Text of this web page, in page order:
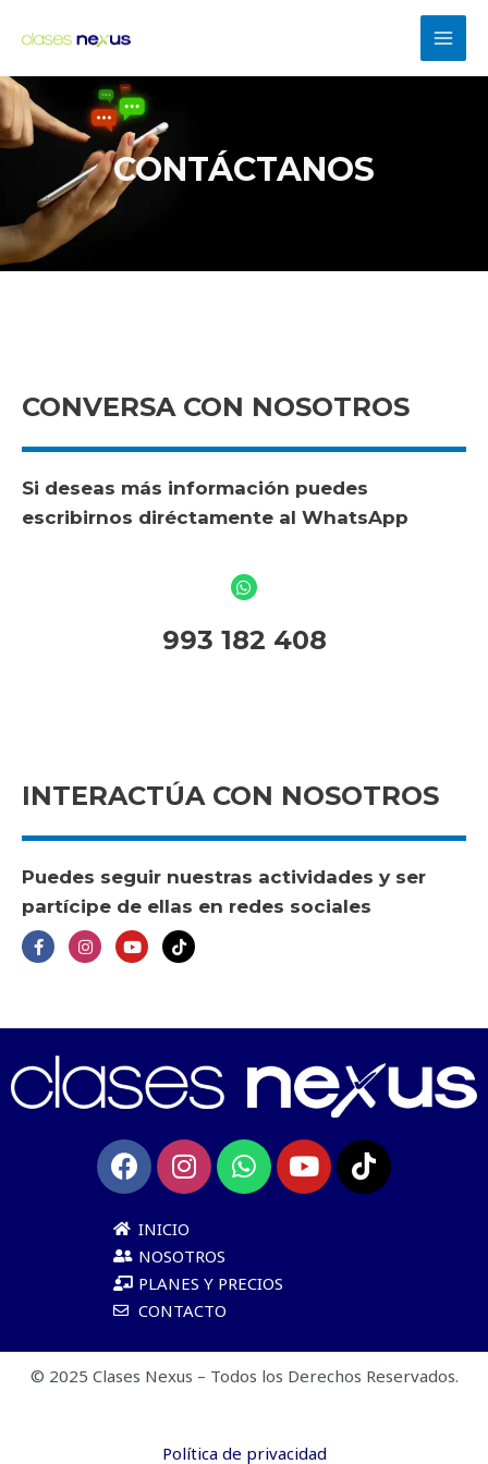
CONTÁCTANOS
CONVERSA CON NOSOTROS
Si deseas más información puedes
escribirnos diréctamente al WhatsApp
993 182 408
INTERACTÚA CON NOSOTROS
Puedes seguir nuestras actividades y ser
partícipe de ellas en redes sociales
INICIO
NOSOTROS
PLANES Y PRECIOS
CONTACTO
© 2025 Clases Nexus – Todos los Derechos Reservados.
Política de privacidad